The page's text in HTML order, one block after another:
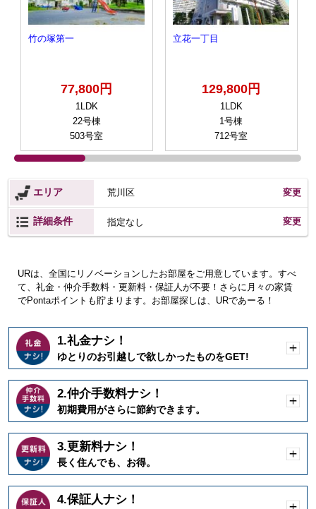
竹の塚第一
77,800円
1LDK
22号棟
503号室
立花一丁目
129,800円
1LDK
1号棟
712号室
エリア 荒川区 変更
詳細条件 指定なし 変更
URは、全国にリノベーションしたお部屋をご用意しています。すべ
て、礼金・仲介手数料・更新料・保証人が不要！さらに月々の家賃
でPontaポイントも貯まります。お部屋探しは、URであーる！
1.礼金ナシ！
ゆとりのお引越しで欲しかったものをGET!
く
2.仲介手数料ナシ！
初期費用がさらに節約できます。
く
3.更新料ナシ！
長く住んでも、お得。
く
4.保証人ナシ！